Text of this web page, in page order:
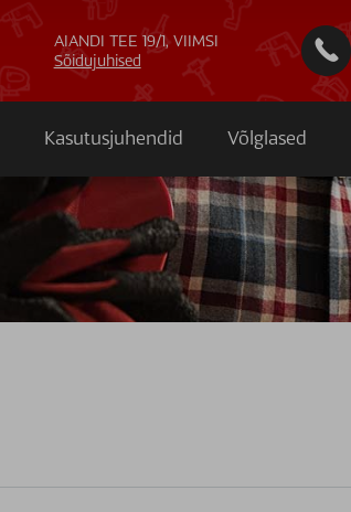
AIANDI TEE 19/1, VIIMSI
Sõidujuhised

Kasutusjuhendid Võlglased